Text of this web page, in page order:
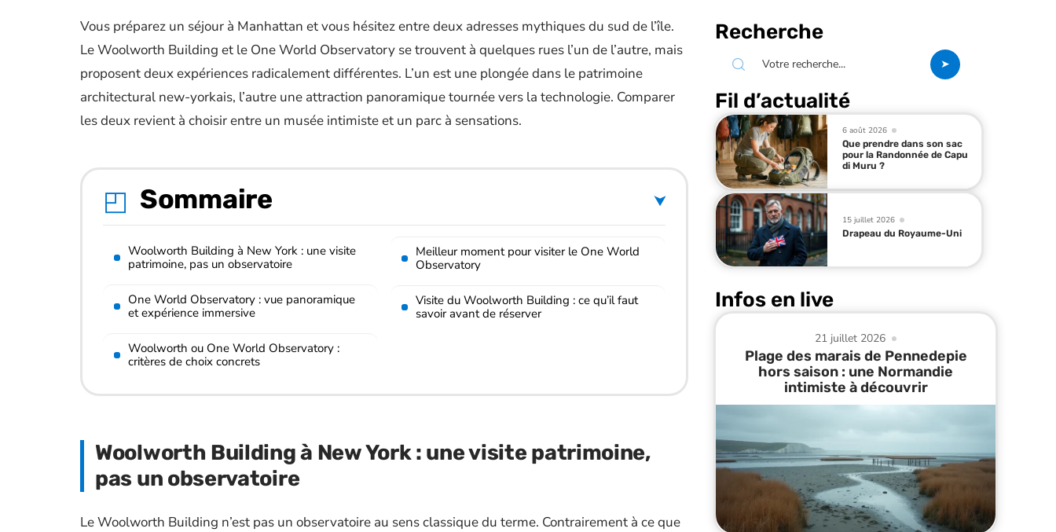
Vous préparez un séjour à Manhattan et vous hésitez entre deux adresses mythiques du sud de l’île.
Le Woolworth Building et le One World Observatory se trouvent à quelques rues l’un de l’autre, mais
proposent deux expériences radicalement différentes. L’un est une plongée dans le patrimoine
architectural new-yorkais, l’autre une attraction panoramique tournée vers la technologie. Comparer
les deux revient à choisir entre un musée intimiste et un parc à sensations.
Sommaire
Woolworth Building à New York : une visite
patrimoine, pas un observatoire
One World Observatory : vue panoramique
et expérience immersive
Woolworth ou One World Observatory :
critères de choix concrets
Meilleur moment pour visiter le One World
Observatory
Visite du Woolworth Building : ce qu’il faut
savoir avant de réserver
Woolworth Building à New York : une visite patrimoine,
pas un observatoire
Le Woolworth Building n’est pas un observatoire au sens classique du terme. Contrairement à ce que
Recherche
Fil d’actualité
6 août 2026
Que prendre dans son sac
pour la Randonnée de Capu
di Muru ?
15 juillet 2026
Drapeau du Royaume-Uni
Infos en live
21 juillet 2026
Plage des marais de Pennedepie
hors saison : une Normandie
intimiste à découvrir